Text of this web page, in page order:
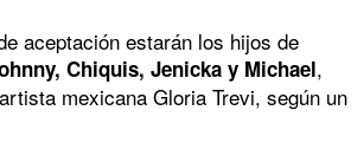
aceptación estarán los hijos de
Chiquis, Jenicka y Michael,
mexicana Gloria Trevi, según un